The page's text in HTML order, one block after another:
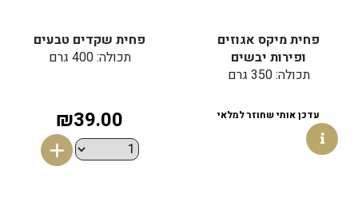
פחית מיקס אגוזים
ופירות יבשים
תכולה: 350 גרם
עדכן אותי שחוזר למלאי
פחית שקדים טבעים
תכולה: 400 גרם
₪39.00